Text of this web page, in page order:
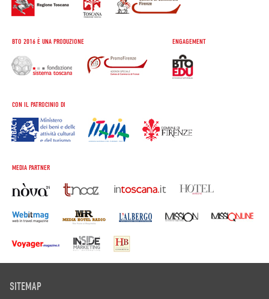
BTO 2016 È UNA PRODUZIONE ENGAGEMENT
CON IL PATROCINIO DI
MEDIA PARTNER
SITEMAP